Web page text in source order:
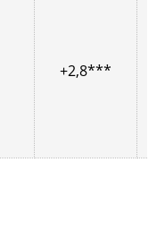
+2,8***